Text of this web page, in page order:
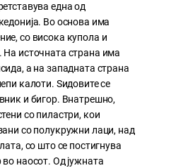
една од
Во основа има
со висока купола и
источната страна има
а на западната страна
калоти. Ѕидовите се
и бигор. Внатрешно,
со пиластри, кои
со полукружни лаци, над
со што се постигнува
наосот. Од јужната